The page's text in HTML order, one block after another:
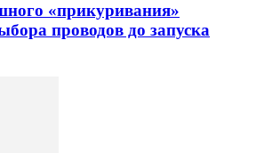
«прикуривания»
проводов до запуска